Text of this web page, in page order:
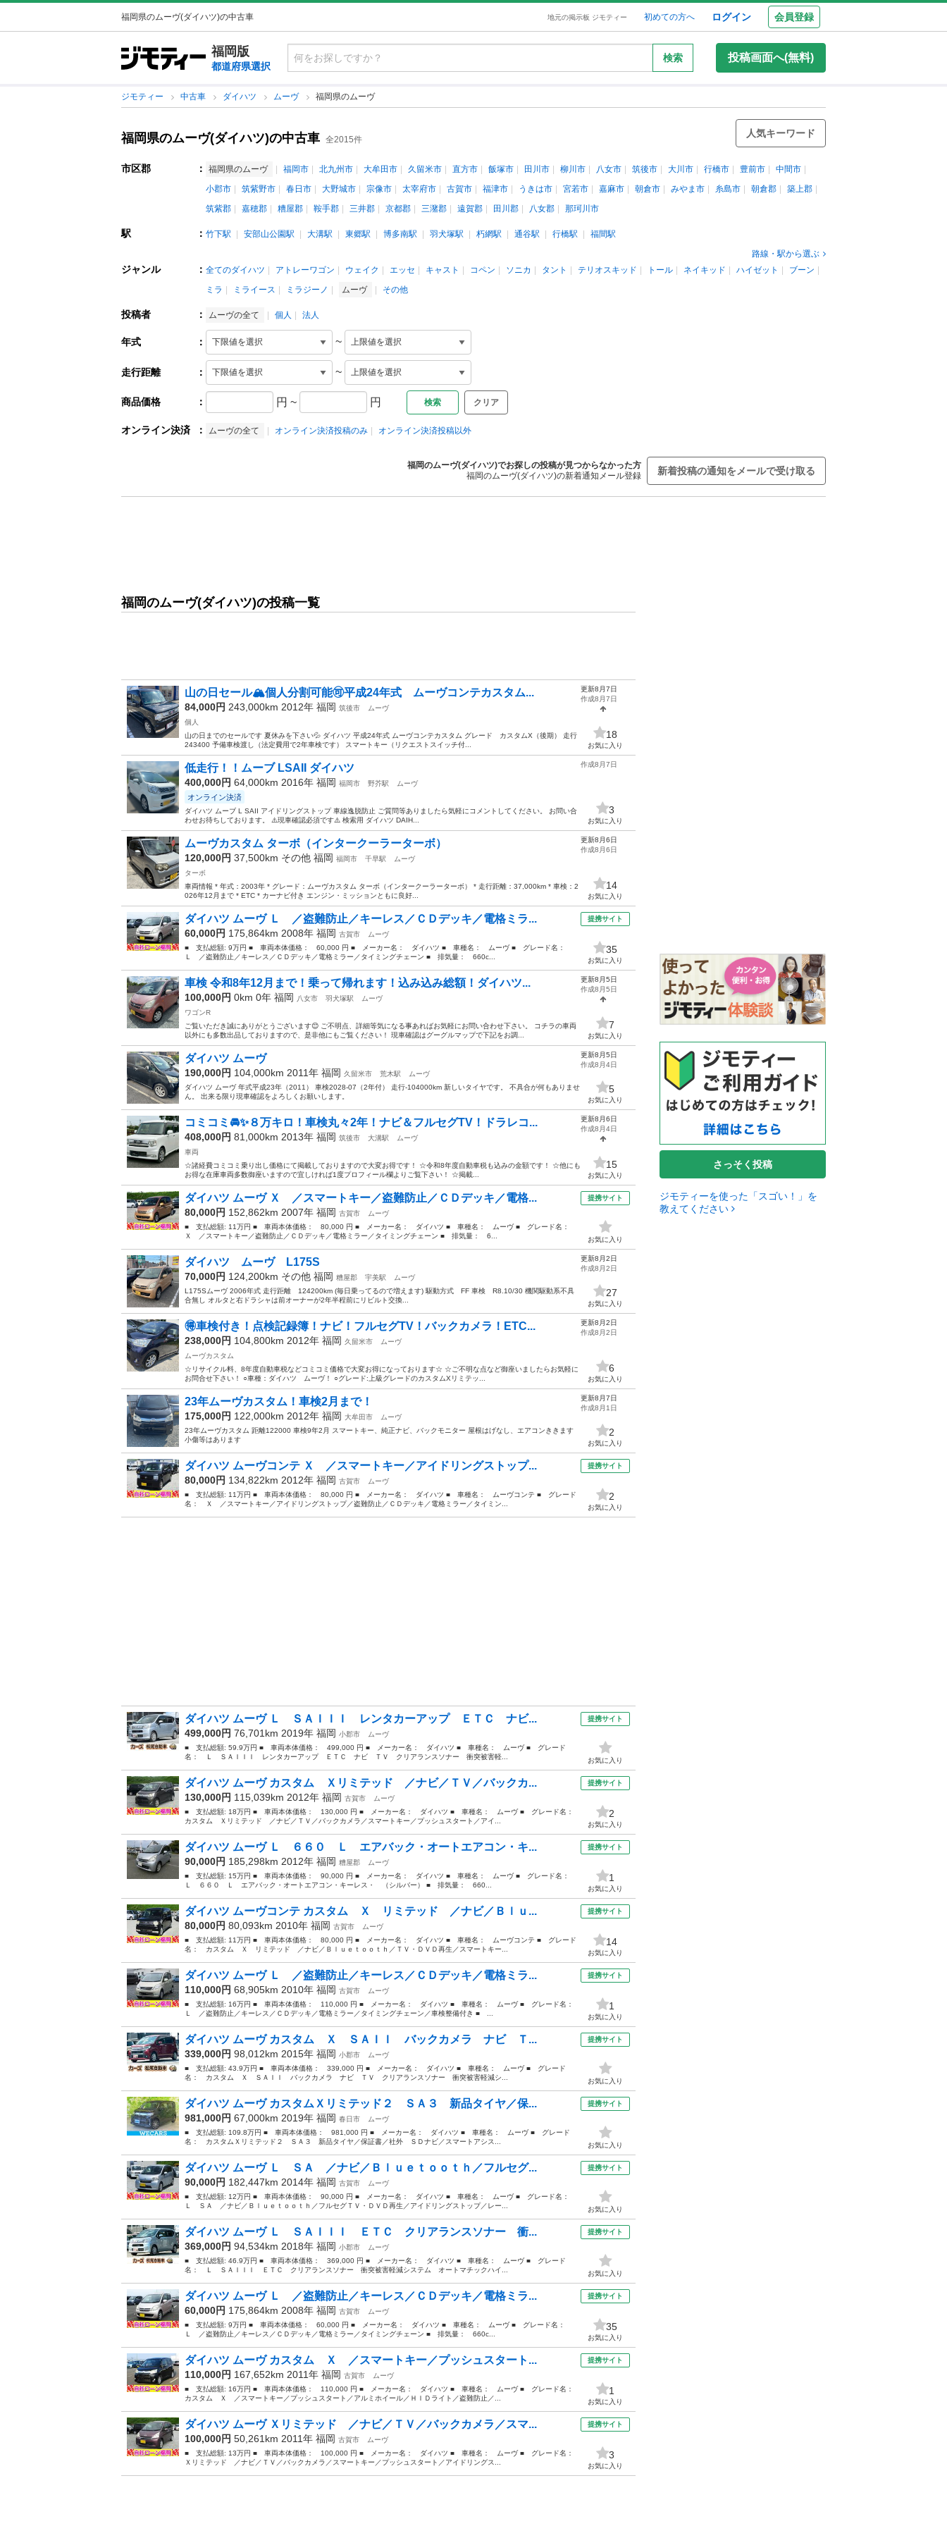
福岡県のムーヴ(ダイハツ)の中古車 地元の掲示板 ジモティー 初めての方へ ログイン 会員登録
福岡版
都道府県選択
検索 投稿画面へ(無料)
ジモティー 中古車 ダイハツ ムーヴ 福岡県のムーヴ
福岡県のムーヴ(ダイハツ)の中古車 全2015件
人気キーワード
市区郡 ： 福岡県のムーヴ 福岡市 北九州市 大牟田市 久留米市 直方市 飯塚市 田川市 柳川市 八女市 筑後市 大川市 行橋市 豊前市
中間市
小郡市
筑紫野市 春日市 大野城市 宗像市 太宰府市 古賀市 福津市 うきは市 宮若市 嘉麻市 朝倉市 みやま市 糸島市 朝倉郡
築上郡
筑紫郡
嘉穂郡 糟屋郡 鞍手郡 三井郡 京都郡 三潴郡 遠賀郡 田川郡 八女郡 那珂川市
駅 ： 竹下駅 安部山公園駅 大溝駅 東郷駅 博多南駅 羽犬塚駅 朽網駅 通谷駅 行橋駅
福間駅
路線・駅から選ぶ
ジャンル ： 全てのダイハツ アトレーワゴン ウェイク エッセ キャスト コペン ソニカ タント テリオスキッド トール ネイキッド ハイゼット
ブーン
ミラ
ミライース ミラジーノ ムーヴ その他
投稿者 ： ムーヴの全て 個人 法人
年式 ： ~
走行距離 ： ~
商品価格 ： 円 ~ 円 クリア
オンライン決済 ： ムーヴの全て オンライン決済投稿のみ オンライン決済投稿以外
福岡のムーヴ(ダイハツ)でお探しの投稿が見つからなかった方
福岡のムーヴ(ダイハツ)の新着通知メール登録
新着投稿の通知をメールで受け取る
福岡のムーヴ(ダイハツ)の投稿一覧
山の日セール🏔️個人分割可能🉑平成24年式 ムーヴコンテカスタム...
84,000円 243,000km 2012年 福岡 筑後市
ムーヴ
個人
山の日までのセールです 夏休みを下さい💦 ダイハツ 平成24年式 ムーヴコンテカスタム グレード カスタムX（後期） 走行
243400 予備車検渡し（法定費用で2年車検です） スマートキー（リクエストスイッチ付...
更新8月7日
作成8月7日
18
お気に入り
低走行！！ムーブ LSAII ダイハツ
400,000円 64,000km 2016年 福岡 福岡市 野芥駅 ムーヴ
オンライン決済
ダイハツ ムーブ L SAII アイドリングストップ 車線逸脱防止 ご質問等ありましたら気軽にコメントしてください。 お問い合
わせお待ちしております。 ⚠️現車確認必須です⚠️ 検索用 ダイハツ DAIH...
作成8月7日
3
お気に入り
ムーヴカスタム ターボ（インタークーラーターボ）
120,000円 37,500km その他 福岡 福岡市 千早駅
ムーヴ
ターボ
車両情報 * 年式：2003年 * グレード：ムーヴカスタム ターボ（インタークーラーターボ） * 走行距離：37,000km * 車検：2
026年12月まで * ETC * カーナビ付き エンジン・ミッションともに良好...
更新8月6日
作成8月6日
14
お気に入り
ダイハツ ムーヴ Ｌ ／盗難防止／キーレス／ＣＤデッキ／電格ミラ...
60,000円 175,864km 2008年 福岡 古賀市
ムーヴ
■ 支払総額: 9万円 ■ 車両本体価格： 60,000 円 ■ メーカー名： ダイハツ ■ 車種名： ムーヴ ■ グレード名：
Ｌ ／盗難防止／キーレス／ＣＤデッキ／電格ミラー／タイミングチェーン ■ 排気量： 660c...
提携サイト
35
お気に入り
車検 令和8年12月まで！乗って帰れます！込み込み総額！ダイハツ...
100,000円 0km 0年 福岡 八女市 羽犬塚駅
ムーヴ
ワゴンR
ご覧いただき誠にありがとうございます😊 ご不明点、詳細等気になる事あればお気軽にお問い合わせ下さい。 コチラの車両
以外にも多数出品しておりますので、是非他にもご覧ください！ 現車確認はグーグルマップで下記をお調...
更新8月5日
作成8月5日
7
お気に入り
ダイハツ ムーヴ
190,000円 104,000km 2011年 福岡 久留米市 荒木駅
ムーヴ
ダイハツ ムーヴ 年式平成23年（2011） 車検2028-07（2年付） 走行-104000km 新しいタイヤです。 不具合が何もありませ
ん。 出来る限り現車確認をよろしくお願いします。
更新8月5日
作成8月4日
5
お気に入り
コミコミ🚘✨８万キロ！車検丸々2年！ナビ＆フルセグTV！ドラレコ...
408,000円 81,000km 2013年 福岡 筑後市 大溝駅
ムーヴ
車両
☆諸経費コミコミ乗り出し価格にて掲載しておりますので大変お得です！ ☆令和8年度自動車税も込みの金額です！ ☆他にも
お得な在庫車両多数御座いますので宜しければ1度プロフィール欄よりご覧下さい！ ☆掲載...
更新8月6日
作成8月4日
15
お気に入り
ダイハツ ムーヴ Ｘ ／スマートキー／盗難防止／ＣＤデッキ／電格...
80,000円 152,862km 2007年 福岡 古賀市
ムーヴ
■ 支払総額: 11万円 ■ 車両本体価格： 80,000 円 ■ メーカー名： ダイハツ ■ 車種名： ムーヴ ■ グレード名：
Ｘ ／スマートキー／盗難防止／ＣＤデッキ／電格ミラー／タイミングチェーン ■ 排気量： 6...
提携サイト
お気に入り
ダイハツ ムーヴ L175S
70,000円 124,200km その他 福岡 糟屋郡 宇美駅
ムーヴ
L175Sムーヴ 2006年式 走行距離 124200km (毎日乗ってるので増えます) 駆動方式 FF 車検 R8.10/30 機関駆動系不具
合無し オルタと右ドラシャは前オーナーが2年半程前にリビルト交換...
更新8月2日
作成8月2日
27
お気に入り
🉐車検付き！点検記録簿！ナビ！フルセグTV！バックカメラ！ETC...
238,000円 104,800km 2012年 福岡 久留米市
ムーヴ
ムーヴカスタム
☆リサイクル料、8年度自動車税などコミコミ価格で大変お得になっております☆ ☆ご不明な点など御座いましたらお気軽に
お問合せ下さい！ ○車種：ダイハツ ムーヴ！ ○グレード:上級グレードのカスタムXリミテッ...
更新8月2日
作成8月2日
6
お気に入り
23年ムーヴカスタム！車検2月まで！
175,000円 122,000km 2012年 福岡 大牟田市
ムーヴ
23年ムーヴカスタム 距離122000 車検9年2月 スマートキー、純正ナビ、バックモニター 屋根はげなし、エアコンききます
小傷等はあります
更新8月7日
作成8月1日
2
お気に入り
ダイハツ ムーヴコンテ Ｘ ／スマートキー／アイドリングストップ...
80,000円 134,822km 2012年 福岡 古賀市
ムーヴ
■ 支払総額: 11万円 ■ 車両本体価格： 80,000 円 ■ メーカー名： ダイハツ ■ 車種名： ムーヴコンテ ■ グレード
名： Ｘ ／スマートキー／アイドリングストップ／盗難防止／ＣＤデッキ／電格ミラー／タイミン...
提携サイト
2
お気に入り
ダイハツ ムーヴ Ｌ ＳＡＩＩＩ レンタカーアップ ＥＴＣ ナビ...
499,000円 76,701km 2019年 福岡 小郡市
ムーヴ
■ 支払総額: 59.9万円 ■ 車両本体価格： 499,000 円 ■ メーカー名： ダイハツ ■ 車種名： ムーヴ ■ グレード
名： Ｌ ＳＡＩＩＩ レンタカーアップ ＥＴＣ ナビ ＴＶ クリアランスソナー 衝突被害軽...
提携サイト
お気に入り
ダイハツ ムーヴ カスタム Ｘリミテッド ／ナビ／ＴＶ／バックカ...
130,000円 115,039km 2012年 福岡 古賀市
ムーヴ
■ 支払総額: 18万円 ■ 車両本体価格： 130,000 円 ■ メーカー名： ダイハツ ■ 車種名： ムーヴ ■ グレード名：
カスタム Ｘリミテッド ／ナビ／ＴＶ／バックカメラ／スマートキー／プッシュスタート／アイ...
提携サイト
2
お気に入り
ダイハツ ムーヴ Ｌ ６６０ Ｌ エアバック・オートエアコン・キ...
90,000円 185,298km 2012年 福岡 糟屋郡
ムーヴ
■ 支払総額: 15万円 ■ 車両本体価格： 90,000 円 ■ メーカー名： ダイハツ ■ 車種名： ムーヴ ■ グレード名：
Ｌ ６６０ Ｌ エアバック・オートエアコン・キーレス・ （シルバー） ■ 排気量： 660...
提携サイト
1
お気に入り
ダイハツ ムーヴコンテ カスタム Ｘ リミテッド ／ナビ／Ｂｌｕ...
80,000円 80,093km 2010年 福岡 古賀市
ムーヴ
■ 支払総額: 11万円 ■ 車両本体価格： 80,000 円 ■ メーカー名： ダイハツ ■ 車種名： ムーヴコンテ ■ グレード
名： カスタム Ｘ リミテッド ／ナビ／Ｂｌｕｅｔｏｏｔｈ／ＴＶ・ＤＶＤ再生／スマートキー...
提携サイト
14
お気に入り
ダイハツ ムーヴ Ｌ ／盗難防止／キーレス／ＣＤデッキ／電格ミラ...
110,000円 68,905km 2010年 福岡 古賀市
ムーヴ
■ 支払総額: 16万円 ■ 車両本体価格： 110,000 円 ■ メーカー名： ダイハツ ■ 車種名： ムーヴ ■ グレード名：
Ｌ ／盗難防止／キーレス／ＣＤデッキ／電格ミラー／タイミングチェーン／車検整備付き ■ ...
提携サイト
1
お気に入り
ダイハツ ムーヴ カスタム Ｘ ＳＡＩＩ バックカメラ ナビ Ｔ...
339,000円 98,012km 2015年 福岡 小郡市
ムーヴ
■ 支払総額: 43.9万円 ■ 車両本体価格： 339,000 円 ■ メーカー名： ダイハツ ■ 車種名： ムーヴ ■ グレード
名： カスタム Ｘ ＳＡＩＩ バックカメラ ナビ ＴＶ クリアランスソナー 衝突被害軽減シ...
提携サイト
お気に入り
ダイハツ ムーヴ カスタムＸリミテッド２ ＳＡ３ 新品タイヤ／保...
981,000円 67,000km 2019年 福岡 春日市
ムーヴ
■ 支払総額: 109.8万円 ■ 車両本体価格： 981,000 円 ■ メーカー名： ダイハツ ■ 車種名： ムーヴ ■ グレード
名： カスタムＸリミテッド２ ＳＡ３ 新品タイヤ／保証書／社外 ＳＤナビ／スマートアシス...
提携サイト
お気に入り
ダイハツ ムーヴ Ｌ ＳＡ ／ナビ／Ｂｌｕｅｔｏｏｔｈ／フルセグ...
90,000円 182,447km 2014年 福岡 古賀市
ムーヴ
■ 支払総額: 12万円 ■ 車両本体価格： 90,000 円 ■ メーカー名： ダイハツ ■ 車種名： ムーヴ ■ グレード名：
Ｌ ＳＡ ／ナビ／Ｂｌｕｅｔｏｏｔｈ／フルセグＴＶ・ＤＶＤ再生／アイドリングストップ／レー...
提携サイト
お気に入り
ダイハツ ムーヴ Ｌ ＳＡＩＩＩ ＥＴＣ クリアランスソナー 衝...
369,000円 94,534km 2018年 福岡 小郡市
ムーヴ
■ 支払総額: 46.9万円 ■ 車両本体価格： 369,000 円 ■ メーカー名： ダイハツ ■ 車種名： ムーヴ ■ グレード
名： Ｌ ＳＡＩＩＩ ＥＴＣ クリアランスソナー 衝突被害軽減システム オートマチックハイ...
提携サイト
お気に入り
ダイハツ ムーヴ Ｌ ／盗難防止／キーレス／ＣＤデッキ／電格ミラ...
60,000円 175,864km 2008年 福岡 古賀市
ムーヴ
■ 支払総額: 9万円 ■ 車両本体価格： 60,000 円 ■ メーカー名： ダイハツ ■ 車種名： ムーヴ ■ グレード名：
Ｌ ／盗難防止／キーレス／ＣＤデッキ／電格ミラー／タイミングチェーン ■ 排気量： 660c...
提携サイト
35
お気に入り
ダイハツ ムーヴ カスタム Ｘ ／スマートキー／プッシュスタート...
110,000円 167,652km 2011年 福岡 古賀市
ムーヴ
■ 支払総額: 16万円 ■ 車両本体価格： 110,000 円 ■ メーカー名： ダイハツ ■ 車種名： ムーヴ ■ グレード名：
カスタム Ｘ ／スマートキー／プッシュスタート／アルミホイール／ＨＩＤライト／盗難防止／...
提携サイト
1
お気に入り
ダイハツ ムーヴ Ｘリミテッド ／ナビ／ＴＶ／バックカメラ／スマ...
100,000円 50,261km 2011年 福岡 古賀市
ムーヴ
■ 支払総額: 13万円 ■ 車両本体価格： 100,000 円 ■ メーカー名： ダイハツ ■ 車種名： ムーヴ ■ グレード名：
Ｘリミテッド ／ナビ／ＴＶ／バックカメラ／スマートキー／プッシュスタート／アイドリングス...
提携サイト
3
お気に入り
さっそく投稿
ジモティーを使った「スゴい！」を
教えてください